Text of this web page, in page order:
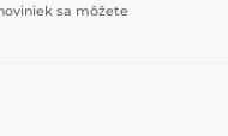
sa môžete